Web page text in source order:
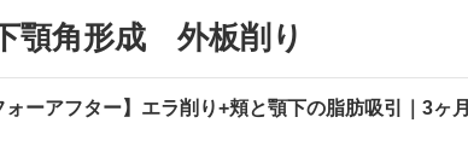
角形成 外板削り
ォーアフター】エラ削り+頬と顎下の脂肪吸引｜3ヶ月